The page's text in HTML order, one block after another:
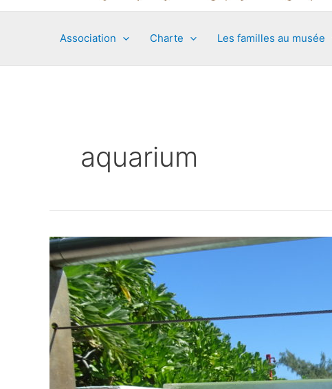
Association Charte Les familles au musée
aquarium